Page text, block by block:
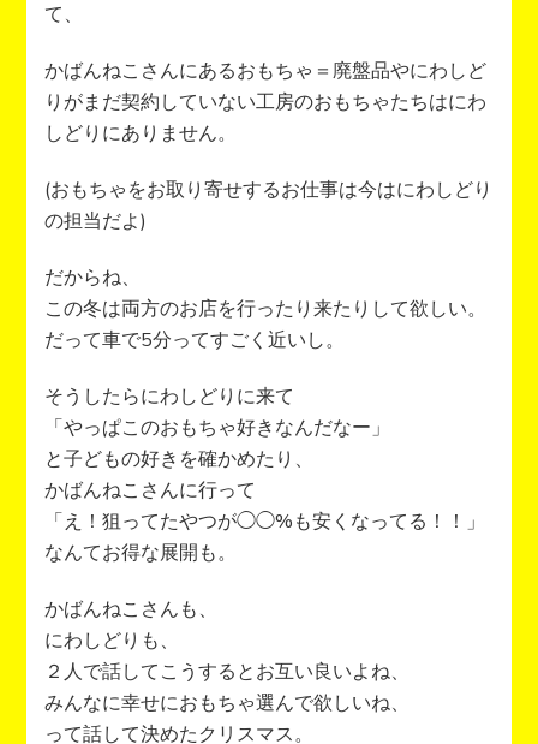
て、
かばんねこさんにあるおもちゃ＝廃盤品やにわしど
りがまだ契約していない工房のおもちゃたちはにわ
しどりにありません。
(おもちゃをお取り寄せするお仕事は今はにわしどり
の担当だよ)
だからね、
この冬は両方のお店を行ったり来たりして欲しい。
だって車で5分ってすごく近いし。
そうしたらにわしどりに来て
「やっぱこのおもちゃ好きなんだなー」
と子どもの好きを確かめたり、
かばんねこさんに行って
「え！狙ってたやつが◯◯%も安くなってる！！」
なんてお得な展開も。
かばんねこさんも、
にわしどりも、
２人で話してこうするとお互い良いよね、
みんなに幸せにおもちゃ選んで欲しいね、
って話して決めたクリスマス。